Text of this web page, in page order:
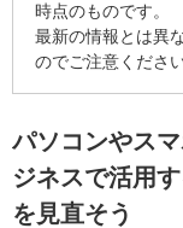
時点のものです。
最新の情報とは異
のでご注意ください
パソコンやス
ジネスで活用
を見直そう